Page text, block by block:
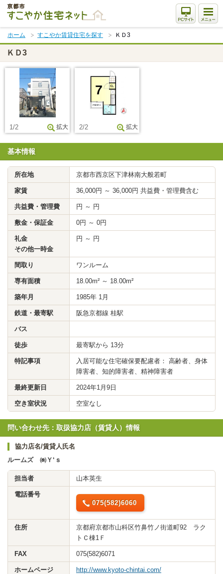
本
文
ま
で
ス
キ
ホーム すこやか賃貸住宅を探す ＫＤ3
ＫＤ3
1/2 拡大 2/2 拡大
基本情報
所在地 京都市西京区下津林南大般若町
家賃 36,000円 ～ 36,000円 共益費・管理費含む
共益費・管理費 円 ～ 円
敷金・保証金 0円 ～ 0円
礼金
その他一時金
円 ～ 円
間取り ワンルーム
専有面積 18.00m² ～ 18.00m²
築年月 1985年 1月
鉄道・最寄駅 阪急京都線 桂駅
バス
徒歩 最寄駅から 13分
特記事項
入居可能な住宅確保要配慮者： 高齢者、身体
障害者、知的障害者、精神障害者
最終更新日 2024年1月9日
空き室状況 空室なし
問い合わせ先：取扱協力店（賃貸人）情報
協力店名/賃貸人氏名
ルームズ ㈱Ｙ‘ｓ
担当者 山本英生
電話番号
075(582)6060
住所
京都府京都市山科区竹鼻竹ノ街道町92 ラク
トＣ棟1Ｆ
FAX 075(582)6071
ホームページ http://www.kyoto-chintai.com/